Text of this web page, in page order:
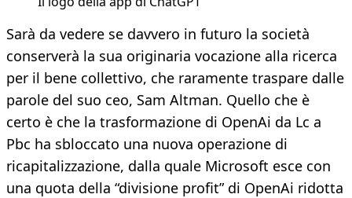
Sarà da vedere se davvero in futuro la società
conserverà la sua originaria vocazione alla ricerca
per il bene collettivo, che raramente traspare dalle
parole del suo ceo, Sam Altman. Quello che è
certo è che la trasformazione di OpenAi da Lc a
Pbc ha sbloccato una nuova operazione di
ricapitalizzazione, dalla quale Microsoft esce con
una quota della “divisione profit” di OpenAi ridotta